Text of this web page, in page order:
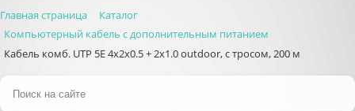
Главная страница
Каталог
Компьютерный кабель с дополнительным питанием
Кабель комб. UTP 5E 4x2x0.5 + 2x1.0 outdoor, с тросом, 200 м